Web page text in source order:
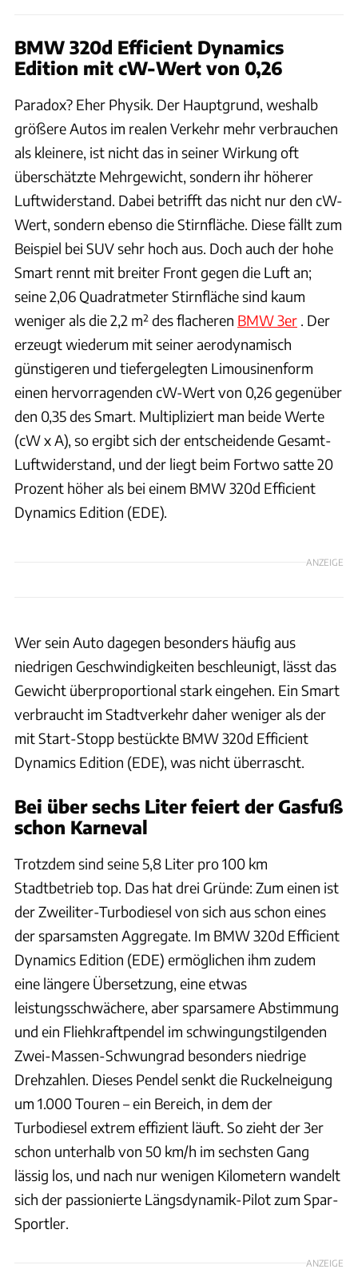
BMW 320d Efficient Dynamics
Edition mit cW-Wert von 0,26
Paradox? Eher Physik. Der Hauptgrund, weshalb
größere Autos im realen Verkehr mehr verbrauchen
als kleinere, ist nicht das in seiner Wirkung oft
überschätzte Mehrgewicht, sondern ihr höherer
Luftwiderstand. Dabei betrifft das nicht nur den cW-
Wert, sondern ebenso die Stirnfläche. Diese fällt zum
Beispiel bei SUV sehr hoch aus. Doch auch der hohe
Smart rennt mit breiter Front gegen die Luft an;
seine 2,06 Quadratmeter Stirnfläche sind kaum
weniger als die 2,2 m² des flacheren BMW 3er . Der
erzeugt wiederum mit seiner aerodynamisch
günstigeren und tiefergelegten Limousinenform
einen hervorragenden cW-Wert von 0,26 gegenüber
den 0,35 des Smart. Multipliziert man beide Werte
(cW x A), so ergibt sich der entscheidende Gesamt-
Luftwiderstand, und der liegt beim Fortwo satte 20
Prozent höher als bei einem BMW 320d Efficient
Dynamics Edition (EDE).
ANZEIGE
Wer sein Auto dagegen besonders häufig aus
niedrigen Geschwindigkeiten beschleunigt, lässt das
Gewicht überproportional stark eingehen. Ein Smart
verbraucht im Stadtverkehr daher weniger als der
mit Start-Stopp bestückte BMW 320d Efficient
Dynamics Edition (EDE), was nicht überrascht.
Bei über sechs Liter feiert der Gasfuß
schon Karneval
Trotzdem sind seine 5,8 Liter pro 100 km
Stadtbetrieb top. Das hat drei Gründe: Zum einen ist
der Zweiliter-Turbodiesel von sich aus schon eines
der sparsamsten Aggregate. Im BMW 320d Efficient
Dynamics Edition (EDE) ermöglichen ihm zudem
eine längere Übersetzung, eine etwas
leistungsschwächere, aber sparsamere Abstimmung
und ein Fliehkraftpendel im schwingungstilgenden
Zwei-Massen-Schwungrad besonders niedrige
Drehzahlen. Dieses Pendel senkt die Ruckelneigung
um 1.000 Touren – ein Bereich, in dem der
Turbodiesel extrem effizient läuft. So zieht der 3er
schon unterhalb von 50 km/h im sechsten Gang
lässig los, und nach nur wenigen Kilometern wandelt
sich der passionierte Längsdynamik-Pilot zum Spar-
Sportler.
ANZEIGE